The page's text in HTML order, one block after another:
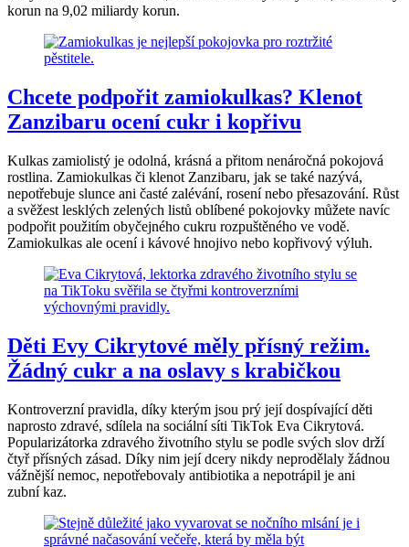
korun na 9,02 miliardy korun.
Chcete podpořit zamiokulkas? Klenot
Zanzibaru ocení cukr i kopřivu
Kulkas zamiolistý je odolná, krásná a přitom nenáročná pokojová
rostlina. Zamiokulkas či klenot Zanzibaru, jak se také nazývá,
nepotřebuje slunce ani časté zalévání, rosení nebo přesazování. Růst
a svěžest lesklých zelených listů oblíbené pokojovky můžete navíc
podpořit použitím obyčejného cukru rozpuštěného ve vodě.
Zamiokulkas ale ocení i kávové hnojivo nebo kopřivový výluh.
Děti Evy Cikrytové měly přísný režim.
Žádný cukr a na oslavy s krabičkou
Kontroverzní pravidla, díky kterým jsou prý její dospívající děti
naprosto zdravé, sdílela na sociální síti TikTok Eva Cikrytová.
Popularizátorka zdravého životního stylu se podle svých slov drží
čtyř přísných zásad. Díky nim její dcery nikdy neprodělaly žádnou
vážnější nemoc, nepotřebovaly antibiotika a nepotrápil je ani
zubní kaz.